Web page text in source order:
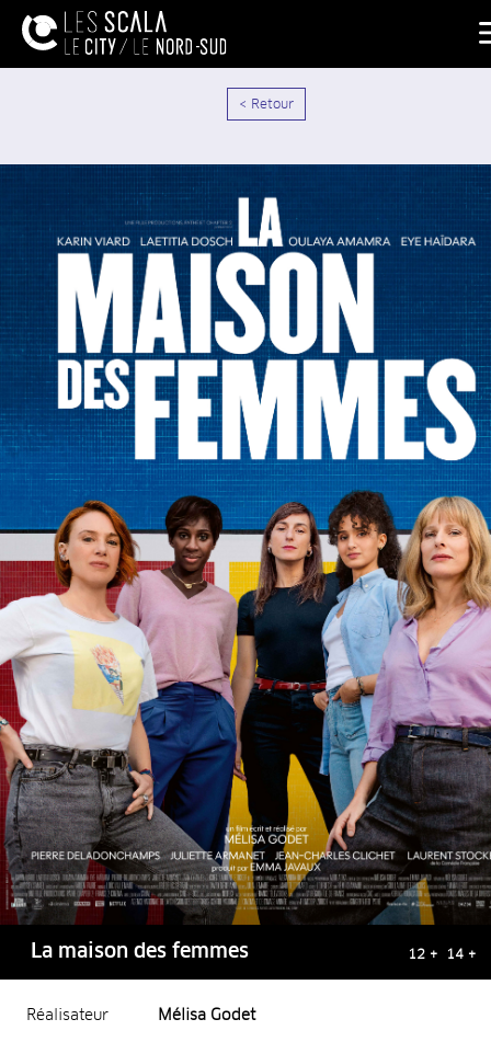
< Retour
La maison des femmes 12 + 14 +
Réalisateur Mélisa Godet